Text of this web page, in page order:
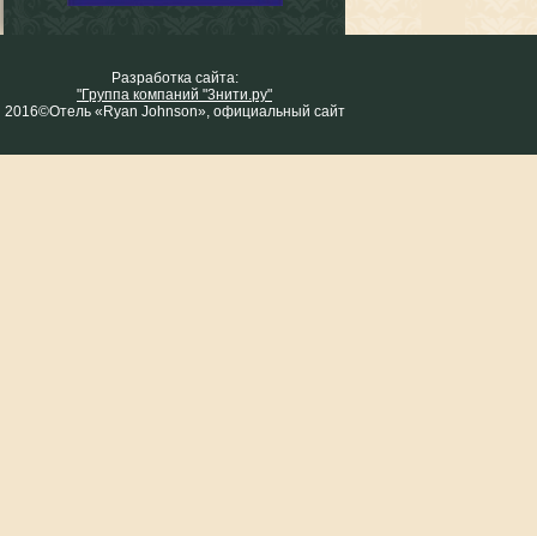
Разработка сайта:
"Группа компаний "3нити.ру"
2016©Отель «Ryan Johnson», официальный сайт